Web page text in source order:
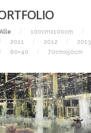
Alle 100cmx100cm
2011
2012 2013
60×40
70cmx50cm